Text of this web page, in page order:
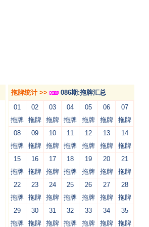
拖牌统计 >>
086期:拖牌汇总
01
拖牌
02
拖牌
03
拖牌
04
拖牌
05
拖牌
06
拖牌
07
拖牌
08
拖牌
09
拖牌
10
拖牌
11
拖牌
12
拖牌
13
拖牌
14
拖牌
15
拖牌
16
拖牌
17
拖牌
18
拖牌
19
拖牌
20
拖牌
21
拖牌
22
拖牌
23
拖牌
24
拖牌
25
拖牌
26
拖牌
27
拖牌
28
拖牌
29
拖牌
30
拖牌
31
拖牌
32
拖牌
33
拖牌
34
拖牌
35
拖牌